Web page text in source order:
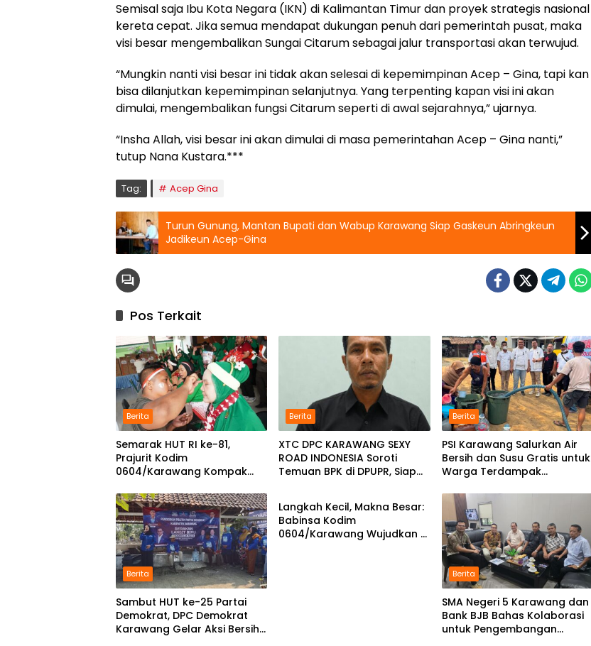
Semisal saja Ibu Kota Negara (IKN) di Kalimantan Timur dan proyek strategis nasional
kereta cepat. Jika semua mendapat dukungan penuh dari pemerintah pusat, maka
visi besar mengembalikan Sungai Citarum sebagai jalur transportasi akan terwujud.
“Mungkin nanti visi besar ini tidak akan selesai di kepemimpinan Acep – Gina, tapi kan
bisa dilanjutkan kepemimpinan selanjutnya. Yang terpenting kapan visi ini akan
dimulai, mengembalikan fungsi Citarum seperti di awal sejarahnya,” ujarnya.
“Insha Allah, visi besar ini akan dimulai di masa pemerintahan Acep – Gina nanti,”
tutup Nana Kustara.***
Tag: Acep Gina
Turun Gunung, Mantan Bupati dan Wabup Karawang Siap Gaskeun Abringkeun
Jadikeun Acep-Gina
Pos Terkait
Berita
Semarak HUT RI ke-81,
Prajurit Kodim
0604/Karawang Kompak
Berita
XTC DPC KARAWANG SEXY
ROAD INDONESIA Soroti
Temuan BPK di DPUPR, Siap
Berita
PSI Karawang Salurkan Air
Bersih dan Susu Gratis untuk
Warga Terdampak
Selatan
Berita
Sambut HUT ke-25 Partai
Demokrat, DPC Demokrat
Karawang Gelar Aksi Bersih
Berita
Langkah Kecil, Makna Besar:
Babinsa Kodim
0604/Karawang Wujudkan 7
Berita
SMA Negeri 5 Karawang dan
Bank BJB Bahas Kolaborasi
untuk Pengembangan